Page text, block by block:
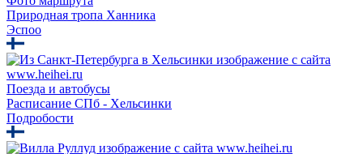
Природная тропа Ханника
Эспоо
Поезда и автобусы
Расписание СПб - Хельсинки
Подробости